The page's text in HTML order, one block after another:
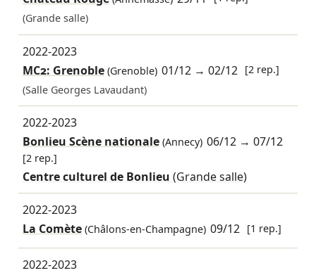
(Grande salle)
2022-2023
MC2: Grenoble(Grenoble) 01/12 →02/12 [2 rep.]
(Salle Georges Lavaudant)
2022-2023
Bonlieu Scène nationale(Annecy) 06/12 →07/12
[2 rep.]
Centre culturel de Bonlieu (Grande salle)
2022-2023
La Comète(Châlons-en-Champagne) 09/12 [1 rep.]
2022-2023